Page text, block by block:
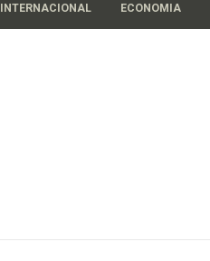
INTERNACIONAL ECONOMIA